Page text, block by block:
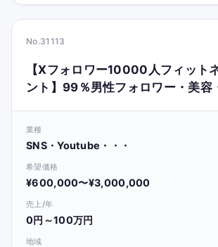
No.31113
【Xフォロワー10000人フィット
ント】99％男性フォロワー・美容
業種
SNS・Youtube・・・
希望価格
¥600,000〜¥3,000,000
売上/年
0円～100万円
地域